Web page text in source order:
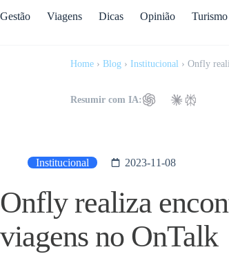
Gestão Viagens Dicas Opinião Turismo
Home › Blog › Institucional › Onfly
Resumir com IA:
Institucional 2023-11-08
Onfly realiza
viagens no OnTalk